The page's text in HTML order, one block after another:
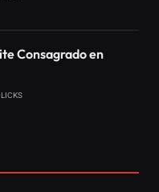
Consagrado en